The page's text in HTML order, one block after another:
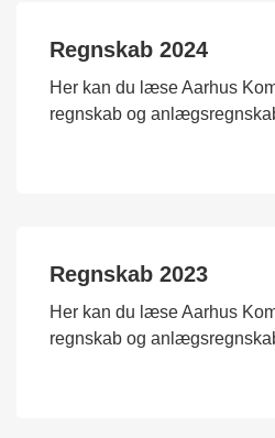
Regnskab 2024
Her kan du læse Aarhus
regnskab og
Regnskab 2023
Her kan du læse Aarhus
regnskab og